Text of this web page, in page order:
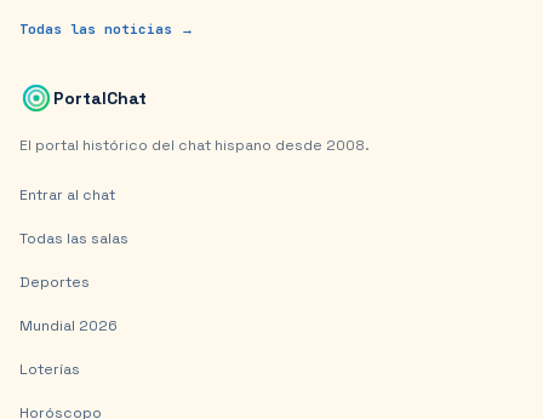
Todas las noticias →
PortalChat
El portal histórico del chat hispano desde 2008.
Entrar al chat
Todas las salas
Deportes
Mundial 2026
Loterías
Horóscopo